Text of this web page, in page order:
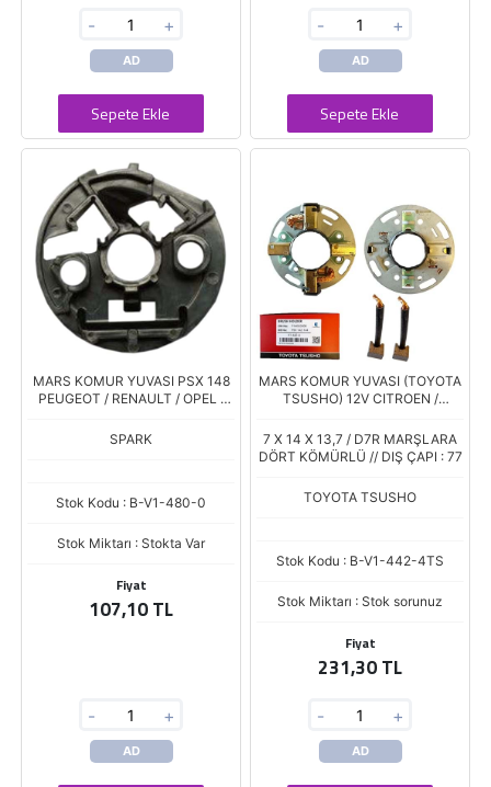
- +
AD
Sepete Ekle
- +
AD
Sepete Ekle
MARS KOMUR YUVASI PSX 148
PEUGEOT / RENAULT / OPEL /
SPARK
Stok Kodu : B-V1-480-0
Stok Miktarı : Stokta Var
Fiyat
107,10 TL
- +
AD
MARS KOMUR YUVASI (TOYOTA
TSUSHO) 12V CITROEN /
BENZ / OPEL / PEUGEOT /
RENAULT (PSX 142-144)
7 X 14 X 13,7 / D7R MARŞLARA
DÖRT KÖMÜRLÜ // DIŞ ÇAPI : 77
TOYOTA TSUSHO
Stok Kodu : B-V1-442-4TS
Stok Miktarı : Stok sorunuz
Fiyat
231,30 TL
- +
AD